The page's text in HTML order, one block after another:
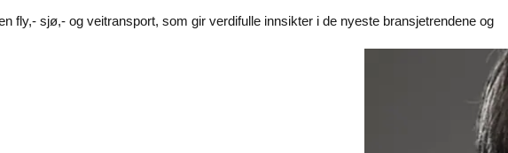
fly,- sjø,- og veitransport, som gir verdifulle innsikter i de nyeste bransjetrendene og